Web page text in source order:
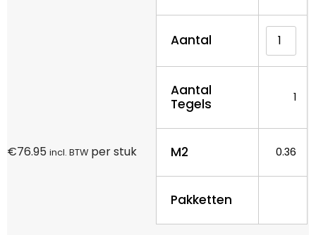
€76.95 incl. BTW per stuk
Aantal
Aantal
Tegels
1
M2 0.36
Pakketten